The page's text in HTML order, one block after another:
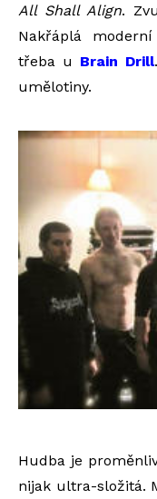
All Shall Align.
Nakřáplá
třeba u Brain Drill
umělotiny.
Hudba je
nijak ultra-složitá.